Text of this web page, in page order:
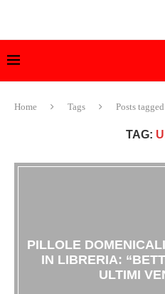
Home Tags Posts
TAG:
PILLOLE
IN LIBRERIA:
ULTIMI